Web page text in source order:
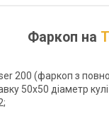
Фаркоп на
200 (фаркоп з
50х50 діаметр